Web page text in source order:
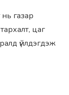
газар
цаг
үйлдэгдэж